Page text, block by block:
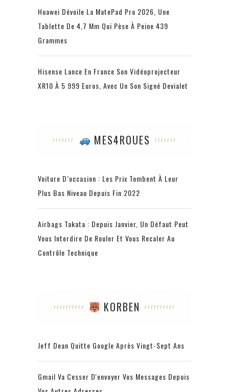
Huawei Dévoile La MatePad Pro 2026, Une
Tablette De 4,7 Mm Qui Pèse À Peine 439
Grammes
Hisense Lance En France Son Vidéoprojecteur
XR10 À 5 999 Euros, Avec Un Son Signé Devialet
MES4ROUES
Voiture D’occasion : Les Prix Tombent À Leur
Plus Bas Niveau Depuis Fin 2022
Airbags Takata : Depuis Janvier, Un Défaut Peut
Vous Interdire De Rouler Et Vous Recaler Au
Contrôle Technique
KORBEN
Jeff Dean Quitte Google Après Vingt-Sept Ans
Gmail Va Cesser D'envoyer Vos Messages Depuis